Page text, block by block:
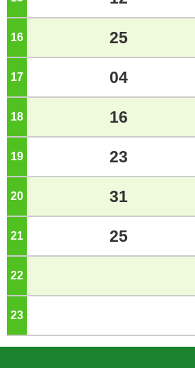
16 25
17 04
18 16
19 23
20 31
21 25
22
23